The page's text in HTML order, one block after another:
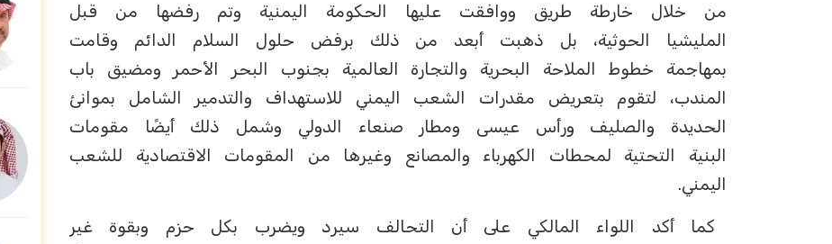
من خلال خارطة طريق ووافقت عليها الحكومة اليمنية وتم رفضها من قبل
المليشيا الحوثية، بل ذهبت أبعد من ذلك برفض حلول السلام الدائم وقامت
بمهاجمة خطوط الملاحة البحرية والتجارة العالمية بجنوب البحر الأحمر ومضيق باب
المندب، لتقوم بتعريض مقدرات الشعب اليمني للاستهداف والتدمير الشامل بموانئ
الحديدة والصليف ورأس عيسى ومطار صنعاء الدولي وشمل ذلك أيضًا مقومات
البنية التحتية لمحطات الكهرباء والمصانع وغيرها من المقومات الاقتصادية للشعب
اليمني.
كما أكد اللواء المالكي على أن التحالف سيرد ويضرب بكل حزم وبقوة غير